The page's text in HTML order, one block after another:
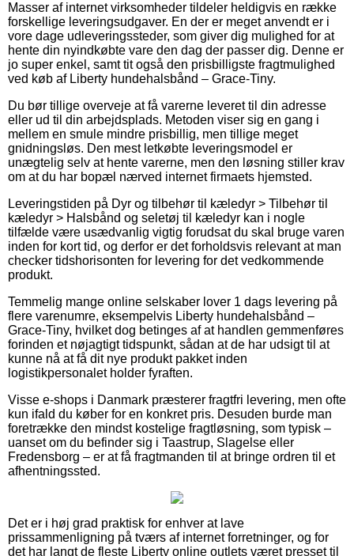
Masser af internet virksomheder tildeler heldigvis en række
forskellige leveringsudgaver. En der er meget anvendt er i
vore dage udleveringssteder, som giver dig mulighed for at
hente din nyindkøbte vare den dag der passer dig. Denne er
jo super enkel, samt tit også den prisbilligste fragtmulighed
ved køb af Liberty hundehalsbånd – Grace-Tiny.
Du bør tillige overveje at få varerne leveret til din adresse
eller ud til din arbejdsplads. Metoden viser sig en gang i
mellem en smule mindre prisbillig, men tillige meget
gnidningsløs. Den mest letkøbte leveringsmodel er
unægtelig selv at hente varerne, men den løsning stiller krav
om at du har bopæl nærved internet firmaets hjemsted.
Leveringstiden på Dyr og tilbehør til kæledyr > Tilbehør til
kæledyr > Halsbånd og seletøj til kæledyr kan i nogle
tilfælde være usædvanlig vigtig forudsat du skal bruge varen
inden for kort tid, og derfor er det forholdsvis relevant at man
checker tidshorisonten for levering for det vedkommende
produkt.
Temmelig mange online selskaber lover 1 dags levering på
flere varenumre, eksempelvis Liberty hundehalsbånd –
Grace-Tiny, hvilket dog betinges af at handlen gemmenføres
forinden et nøjagtigt tidspunkt, sådan at de har udsigt til at
kunne nå at få dit nye produkt pakket inden
logistikpersonalet holder fyraften.
Visse e-shops i Danmark præsterer fragtfri levering, men ofte
kun ifald du køber for en konkret pris. Desuden burde man
foretrække den mindst kostelige fragtløsning, som typisk –
uanset om du befinder sig i Taastrup, Slagelse eller
Fredensborg – er at få fragtmanden til at bringe ordren til et
afhentningssted.
Det er i høj grad praktisk for enhver at lave
prissammenligning på tværs af internet forretninger, og for
det har langt de fleste Liberty online outlets været presset til